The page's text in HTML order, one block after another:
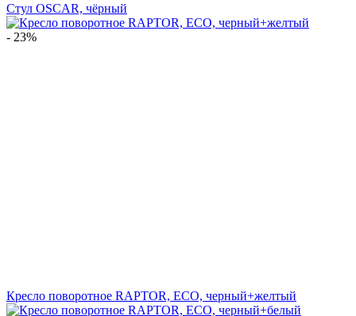
Стул OSCAR, чёрный
- 23%
Кресло поворотное RAPTOR, ECO, черный+желтый